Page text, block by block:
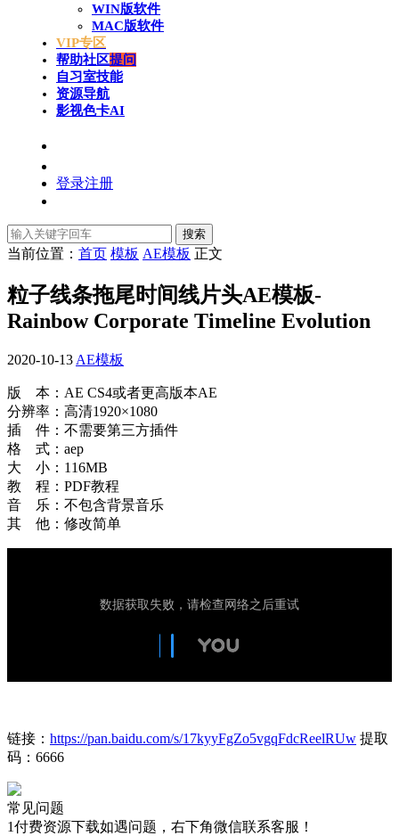
WIN版软件
MAC版软件
VIP专区
帮助社区提问
自习室技能
资源导航
影视色卡AI
登录注册
搜索
当前位置： 首页 模板 AE模板 正文
粒子线条拖尾时间线片头AE模板-
Rainbow Corporate Timeline Evolution
2020-10-13 AE模板
版 本：AE CS4或者更高版本AE
分辨率：高清1920×1080
插 件：不需要第三方插件
格 式：aep
大 小：116MB
教 程：PDF教程
音 乐：不包含背景音乐
其 他：修改简单
链接： https://pan.baidu.com/s/17kyyFgZo5vgqFdcReelRUw 提取
码：6666
常见问题
1付费资源下载如遇问题，右下角微信联系客服！